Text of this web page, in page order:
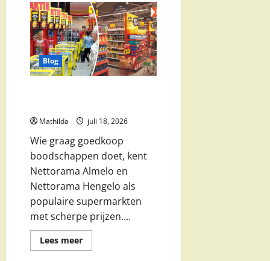
aanbiedingen
Nederland:
slim
besparen
op
dagelijkse
boodschappen
Blog
Mathilda juli 18, 2026
Wie graag goedkoop
boodschappen doet, kent
Nettorama Almelo en
Nettorama Hengelo als
populaire supermarkten
met scherpe prijzen....
Lees meerLees
meer